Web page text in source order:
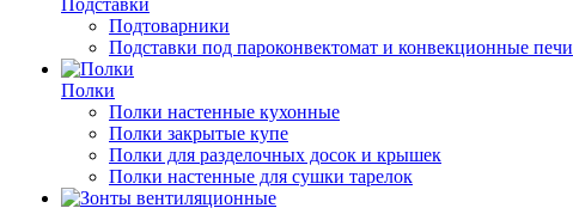
Подставки
Подтоварники
Подставки под пароконвектомат и конвекционные печи
Полки
Полки настенные кухонные
Полки закрытые купе
Полки для разделочных досок и крышек
Полки настенные для сушки тарелок